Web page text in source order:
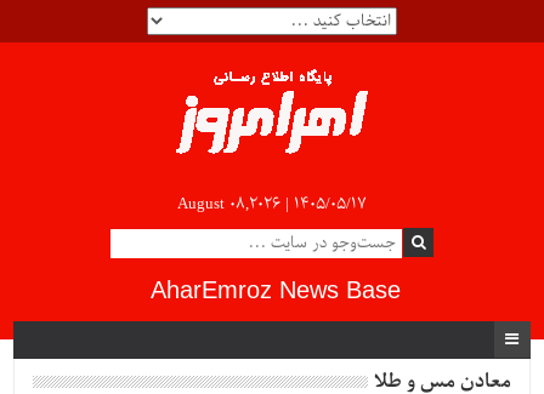
August 08,2026 | ۱۴۰۵/۰۵/۱۷
AharEmroz News Base
معادن مس و طلا